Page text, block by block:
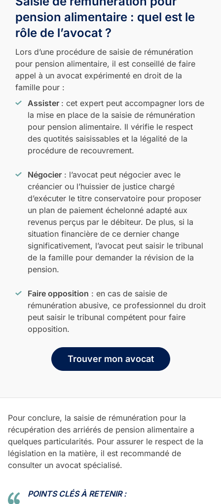
pension alimentaire : quel est le
rôle de l’avocat ?
Lors d’une procédure de saisie de rémunération
pour pension alimentaire, il est conseillé de faire
appel à un avocat expérimenté en droit de la
famille pour :
Assister : cet expert peut accompagner lors de
la mise en place de la saisie de rémunération
pour pension alimentaire. Il vérifie le respect
des quotités saisissables et la légalité de la
procédure de recouvrement.
Négocier : l’avocat peut négocier avec le
créancier ou l’huissier de justice chargé
d’exécuter le titre conservatoire pour proposer
un plan de paiement échelonné adapté aux
revenus perçus par le débiteur. De plus, si la
situation financière de ce dernier change
significativement, l’avocat peut saisir le tribunal
de la famille pour demander la révision de la
pension.
Faire opposition : en cas de saisie de
rémunération abusive, ce professionnel du droit
peut saisir le tribunal compétent pour faire
opposition.
Trouver mon avocat
Pour conclure, la saisie de rémunération pour la
récupération des arriérés de pension alimentaire a
quelques particularités. Pour assurer le respect de la
législation en la matière, il est recommandé de
consulter un avocat spécialisé.
POINTS CLÉS À RETENIR :